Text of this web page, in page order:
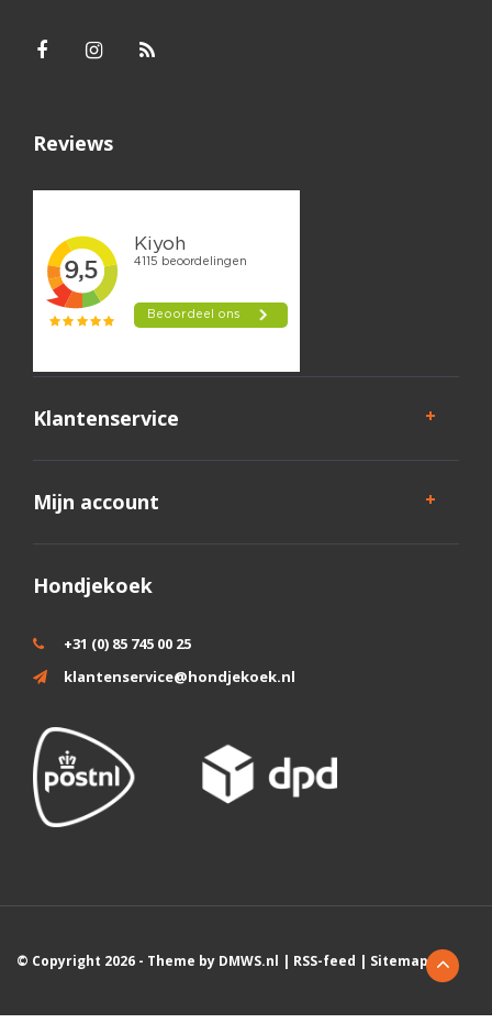
Reviews
Klantenservice
Mijn account
Hondjekoek
+31 (0) 85 745 00 25
klantenservice@hondjekoek.nl
© Copyright 2026 - Theme by DMWS.nl RSS-feed Sitemap